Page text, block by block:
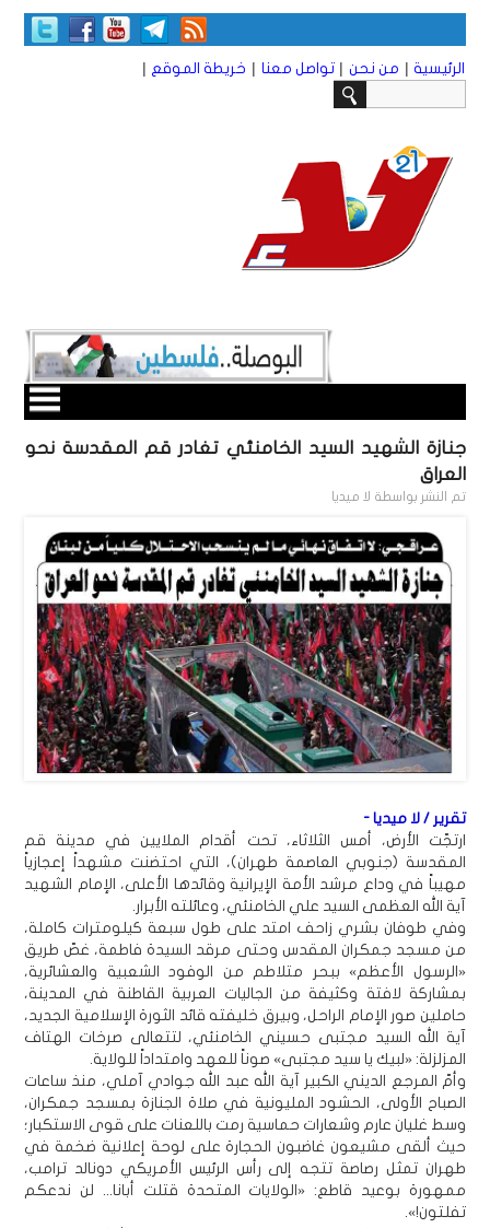
الرئيسية | من نحن | تواصل معنا | خريطة الموقع |
جنازة الشهيد السيد الخامنئي تغادر قم المقدسة نحو
العراق
تم النشر بواسطة لا ميديا
تقرير / لا ميديا -
ارتجّت الأرض، أمس الثلاثاء، تحت أقدام الملايين في مدينة قم
المقدسة (جنوبي العاصمة طهران)، التي احتضنت مشهداً إعجازياً
مهيباً في وداع مرشد الأمة الإيرانية وقائدها الأعلى، الإمام الشهيد
آية الله العظمى السيد علي الخامنئي، وعائلته الأبرار.
وفي طوفان بشري زاحف امتد على طول سبعة كيلومترات كاملة،
من مسجد جمكران المقدس وحتى مرقد السيدة فاطمة، غصّ طريق
«الرسول الأعظم» ببحر متلاطم من الوفود الشعبية والعشائرية،
بمشاركة لافتة وكثيفة من الجاليات العربية القاطنة في المدينة،
حاملين صور الإمام الراحل، وبيرق خليفته قائد الثورة الإسلامية الجديد،
آية الله السيد مجتبى حسيني الخامنئي، لتتعالى صرخات الهتاف
المزلزلة: «لبيك يا سيد مجتبى» صوناً للعهد وامتداداً للولاية.
وأمّ المرجع الديني الكبير آية الله عبد الله جوادي آملي، منذ ساعات
الصباح الأولى، الحشود المليونية في صلاة الجنازة بمسجد جمكران،
وسط غليان عارم وشعارات حماسية رمت باللعنات على قوى الاستكبار؛
حيث ألقى مشيعون غاضبون الحجارة على لوحة إعلانية ضخمة في
طهران تمثل رصاصة تتجه إلى رأس الرئيس الأمريكي دونالد ترامب،
ممهورة بوعيد قاطع: «الولايات المتحدة قتلت أبانا... لن ندعكم
تفلتون!».